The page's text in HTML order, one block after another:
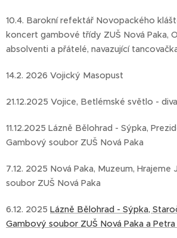
10.4. Barokní refektář Novopackého
koncert gambové třídy ZUŠ Nová Paka,
absolventi a přátelé, navazující
14.2. 2026 Vojický Masopust
21.12.2025 Vojice, Betlémské světlo -
11.12.2025 Lázně Bělohrad - Sýpka,
Gambový soubor ZUŠ Nová Paka
7.12. 2025 Nová Paka, Muzeum,
soubor ZUŠ Nová Paka
6.12. 2025 Lázně Bělohrad - Sýpka,
Gambový soubor ZUŠ Nová Paka a